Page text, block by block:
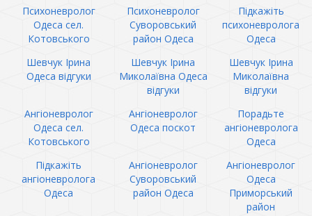
Психоневролог
Одеса сел.
Котовського
Психоневролог
Суворовський
район Одеса
Підкажіть
психоневролога
Одеса
Шевчук Ірина
Одеса відгуки
Шевчук Ірина
Миколаївна Одеса
відгуки
Шевчук Ірина
Миколаївна
відгуки
Ангіоневролог
Одеса сел.
Котовського
Ангіоневролог
Одеса поскот
Порадьте
ангіоневролога
Одеса
Підкажіть
ангіоневролога
Одеса
Ангіоневролог
Суворовський
район Одеса
Ангіоневролог
Одеса
Приморський
район